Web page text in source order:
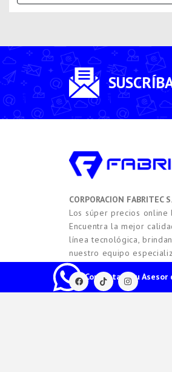
Contacta a tu Asesor
CORPORACION FABRITEC
Los súper precios online
Encuentra la mejor
línea tecnológica,
nuestro equipo